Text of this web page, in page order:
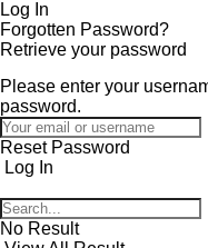
Forgotten Password?
Retrieve your password
Please enter your
password.
Log In
No Result